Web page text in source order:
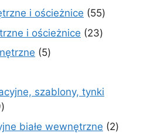
produkty
i ościeżnice 5555
produktów
i ościeżnice 2323
55
szablony, tynki
19
produktów
białe wewnętrzne 22